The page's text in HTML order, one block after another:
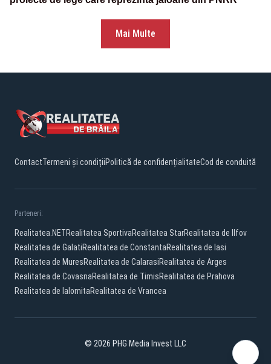
Mai Multe
ContactTermeni și condițiiPolitică de confidențialitateCod de conduită
Parteneri:
Realitatea.NETRealitatea SportivaRealitatea StarRealitatea de Ilfov
Realitatea de GalatiRealitatea de ConstantaRealitatea de Iasi
Realitatea de MuresRealitatea de CalarasiRealitatea de Arges
Realitatea de CovasnaRealitatea de TimisRealitatea de Prahova
Realitatea de IalomitaRealitatea de Vrancea
© 2026 PHG Media Invest LLC